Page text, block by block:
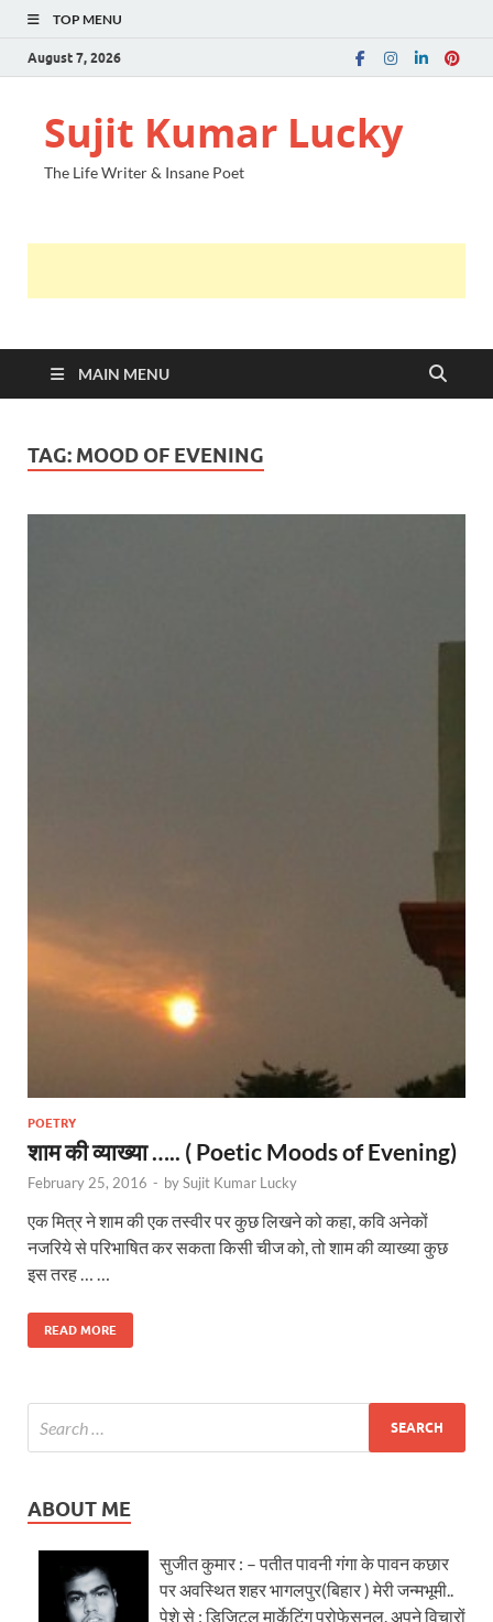
TOP MENU
August 7, 2026
Sujit Kumar Lucky
The Life Writer & Insane Poet
MAIN MENU
TAG: MOOD OF EVENING
POETRY
शाम की व्याख्या ….. ( Poetic Moods of Evening)
February 25, 2016 - bySujit Kumar Lucky
एक मित्र ने शाम की एक तस्वीर पर कुछ लिखने को कहा, कवि अनेकों
नजरिये से परिभाषित कर सकता किसी चीज को, तो शाम की व्याख्या कुछ
इस तरह … …
READ MORE
ABOUT ME
सुजीत कुमार : – पतीत पावनी गंगा के पावन कछार
पर अवस्थित शहर भागलपुर(बिहार ) मेरी जन्मभूमी..
पेशे से : डिजिटल मार्केटिंग प्रोफेसनल. अपने विचारों